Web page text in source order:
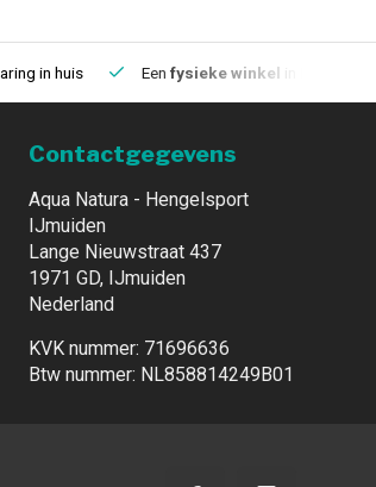
in huis Een fysieke winkel
Contactgegevens
Aqua Natura - Hengelsport
IJmuiden
Lange Nieuwstraat 437
1971 GD, IJmuiden
Nederland
KVK nummer: 71696636
Btw nummer: NL858814249B01